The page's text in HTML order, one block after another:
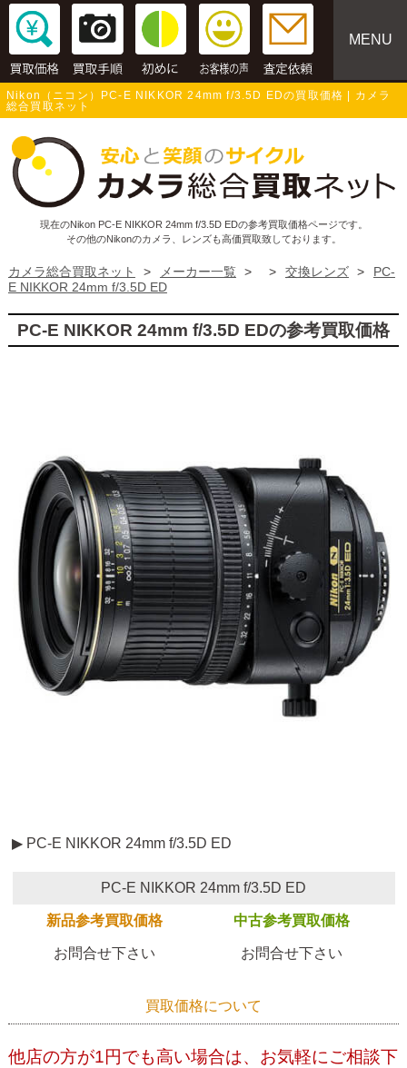
MENU
Nikon（ニコン）PC-E NIKKOR 24mm f/3.5D EDの買取価格 | カメラ
総合買取ネット
現在のNikon PC-E NIKKOR 24mm f/3.5D EDの参考買取価格ページです。
その他のNikonのカメラ、レンズも高価買取致しております。
カメラ総合買取ネット > メーカー一覧 > > 交換レンズ >
PC-
E NIKKOR 24mm f/3.5D ED
PC-E NIKKOR 24mm f/3.5D EDの参考買取価格
▶ PC-E NIKKOR 24mm f/3.5D ED
PC-E NIKKOR 24mm f/3.5D ED
新品参考買取価格 中古参考買取価格
お問合せ下さい お問合せ下さい
買取価格について
他店の方が1円でも高い場合は、お気軽にご相談下